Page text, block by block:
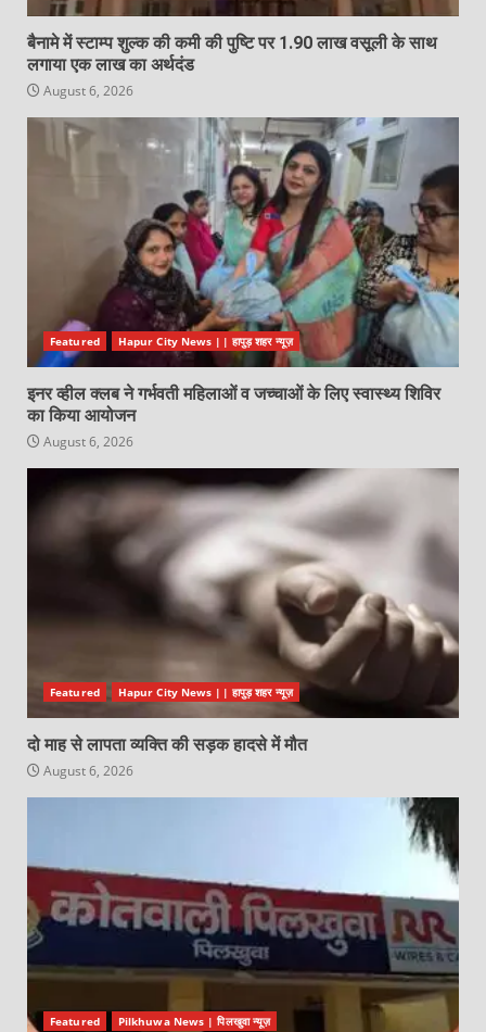
बैनामे में स्टाम्प शुल्क की कमी की पुष्टि पर 1.90 लाख वसूली के साथ
लगाया एक लाख का अर्थदंड
August 6, 2026
Featured Hapur City News || हापुड़ शहर न्यूज़
इनर व्हील क्लब ने गर्भवती महिलाओं व जच्चाओं के लिए स्वास्थ्य शिविर
का किया आयोजन
August 6, 2026
Featured Hapur City News || हापुड़ शहर न्यूज़
दो माह से लापता व्यक्ति की सड़क हादसे में मौत
August 6, 2026
Featured Pilkhuwa News | पिलखुवा न्यूज़